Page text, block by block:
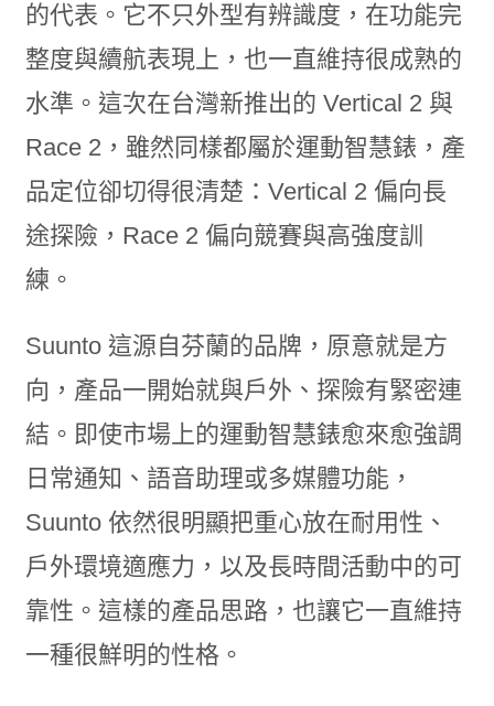
的代表。它不只外型有辨識度，在功能完
整度與續航表現上，也一直維持很成熟的
水準。這次在台灣新推出的 Vertical 2 與
Race 2，雖然同樣都屬於運動智慧錶，產
品定位卻切得很清楚：Vertical 2 偏向長
途探險，Race 2 偏向競賽與高強度訓
練。
Suunto 這源自芬蘭的品牌，原意就是方
向，產品一開始就與戶外、探險有緊密連
結。即使市場上的運動智慧錶愈來愈強調
日常通知、語音助理或多媒體功能，
Suunto 依然很明顯把重心放在耐用性、
戶外環境適應力，以及長時間活動中的可
靠性。這樣的產品思路，也讓它一直維持
一種很鮮明的性格。